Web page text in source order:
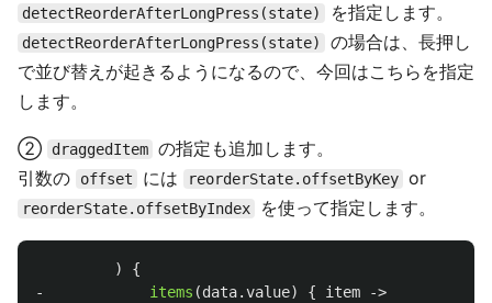
detectReorderAfterLongPress(state) を指定します。
detectReorderAfterLongPress(state)
の場合は、長押し
で並び替えが起きるようになるので、今回はこちらを指定
します。
② draggedItem の指定も追加します。
引数の
offset には reorderState.offsetByKey or
reorderState.offsetByIndex を使って指定します。
)
{
-
items (data.value) { item
->